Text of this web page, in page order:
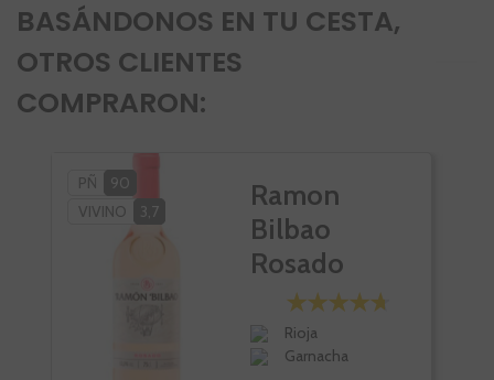
BASÁNDONOS EN TU CESTA,
OTROS CLIENTES
COMPRARON:
PÑ
90
VIVINO
3,7
Ramon
Bilbao
Rosado
Rioja
Garnacha